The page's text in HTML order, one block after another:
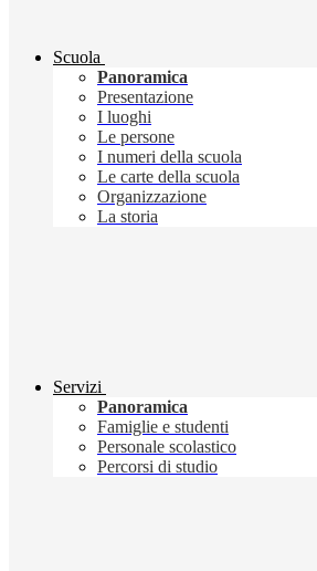
Scuola
Panoramica
Presentazione
I luoghi
Le persone
I numeri della scuola
Le carte della scuola
Organizzazione
La storia
Servizi
Panoramica
Famiglie e studenti
Personale scolastico
Percorsi di studio